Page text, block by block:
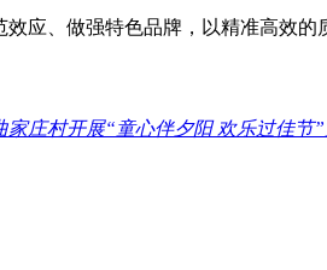
、做强特色品牌，以精准高效的
家庄村开展“童心伴夕阳 欢乐过佳节